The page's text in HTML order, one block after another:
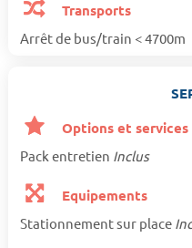
Transports
Arrêt de bus/train < 4700m
Options et services
Pack entretien Inclus
Equipements
Stationnement sur place